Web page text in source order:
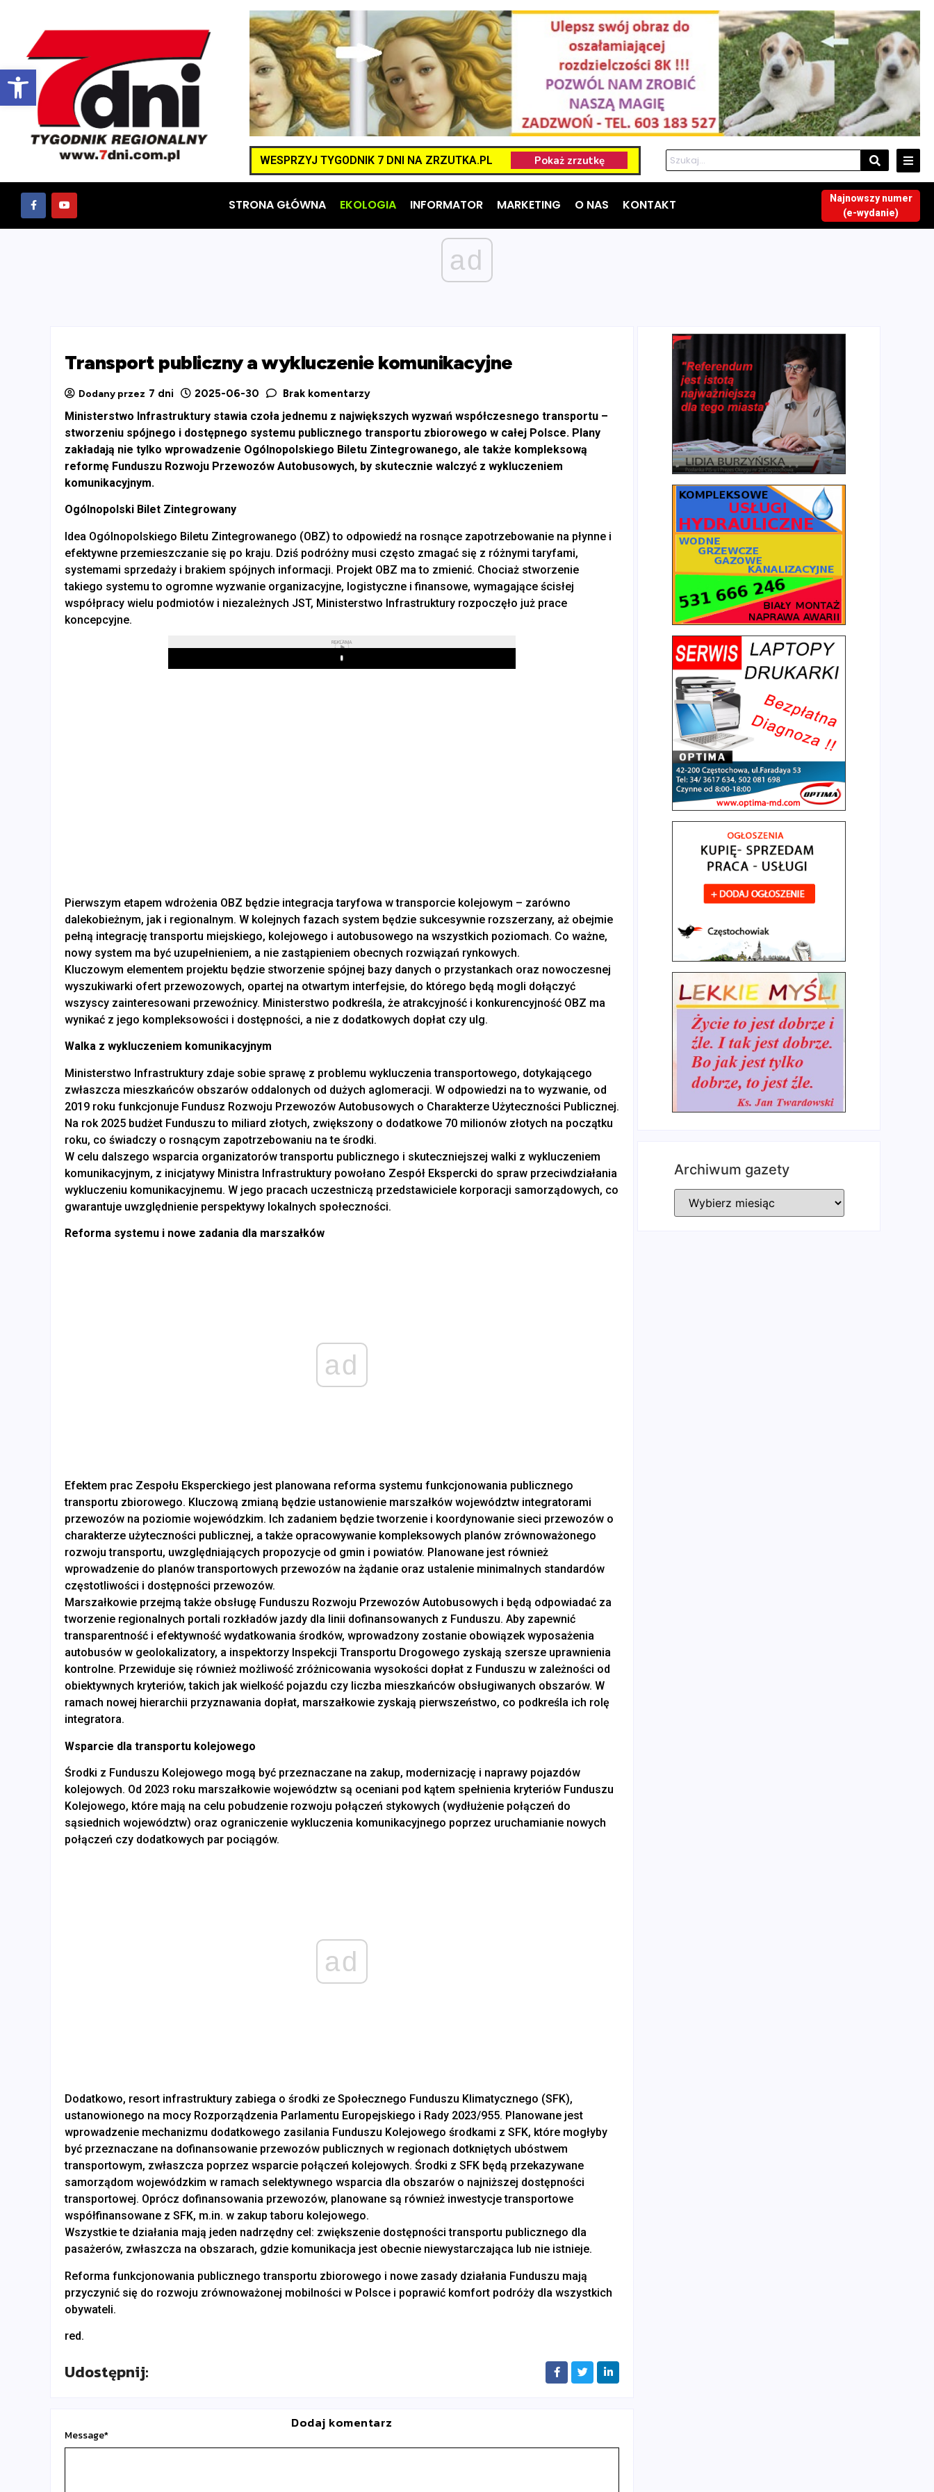
Otwórz pasek narzędzi
WESPRZYJ TYGODNIK 7 DNI NA ZRZUTKA.PL
STRONA GŁÓWNA EKOLOGIA INFORMATOR MARKETING O NAS KONTAKT
Najnowszy numer
(e-wydanie)
ad
Transport publiczny a wykluczenie komunikacyjne
Dodany przez 7 dni 2025-06-30 Brak komentarzy
Ministerstwo Infrastruktury stawia czoła jednemu z największych wyzwań współczesnego transportu –
stworzeniu spójnego i dostępnego systemu publicznego transportu zbiorowego w całej Polsce. Plany
zakładają nie tylko wprowadzenie Ogólnopolskiego Biletu Zintegrowanego, ale także kompleksową
reformę Funduszu Rozwoju Przewozów Autobusowych, by skutecznie walczyć z wykluczeniem
komunikacyjnym.
Ogólnopolski Bilet Zintegrowany
Idea Ogólnopolskiego Biletu Zintegrowanego (OBZ) to odpowiedź na rosnące zapotrzebowanie na płynne i
efektywne przemieszczanie się po kraju. Dziś podróżny musi często zmagać się z różnymi taryfami,
systemami sprzedaży i brakiem spójnych informacji. Projekt OBZ ma to zmienić. Chociaż stworzenie
takiego systemu to ogromne wyzwanie organizacyjne, logistyczne i finansowe, wymagające ścisłej
współpracy wielu podmiotów i niezależnych JST, Ministerstwo Infrastruktury rozpoczęło już prace
koncepcyjne.
REKLAMA
Play
Pierwszym etapem wdrożenia OBZ będzie integracja taryfowa w transporcie kolejowym – zarówno
dalekobieżnym, jak i regionalnym. W kolejnych fazach system będzie sukcesywnie rozszerzany, aż obejmie
pełną integrację transportu miejskiego, kolejowego i autobusowego na wszystkich poziomach. Co ważne,
nowy system ma być uzupełnieniem, a nie zastąpieniem obecnych rozwiązań rynkowych.
Kluczowym elementem projektu będzie stworzenie spójnej bazy danych o przystankach oraz nowoczesnej
wyszukiwarki ofert przewozowych, opartej na otwartym interfejsie, do którego będą mogli dołączyć
wszyscy zainteresowani przewoźnicy. Ministerstwo podkreśla, że atrakcyjność i konkurencyjność OBZ ma
wynikać z jego kompleksowości i dostępności, a nie z dodatkowych dopłat czy ulg.
Walka z wykluczeniem komunikacyjnym
Ministerstwo Infrastruktury zdaje sobie sprawę z problemu wykluczenia transportowego, dotykającego
zwłaszcza mieszkańców obszarów oddalonych od dużych aglomeracji. W odpowiedzi na to wyzwanie, od
2019 roku funkcjonuje Fundusz Rozwoju Przewozów Autobusowych o Charakterze Użyteczności Publicznej.
Na rok 2025 budżet Funduszu to miliard złotych, zwiększony o dodatkowe 70 milionów złotych na początku
roku, co świadczy o rosnącym zapotrzebowaniu na te środki.
W celu dalszego wsparcia organizatorów transportu publicznego i skuteczniejszej walki z wykluczeniem
komunikacyjnym, z inicjatywy Ministra Infrastruktury powołano Zespół Ekspercki do spraw przeciwdziałania
wykluczeniu komunikacyjnemu. W jego pracach uczestniczą przedstawiciele korporacji samorządowych, co
gwarantuje uwzględnienie perspektywy lokalnych społeczności.
Reforma systemu i nowe zadania dla marszałków
ad
Efektem prac Zespołu Eksperckiego jest planowana reforma systemu funkcjonowania publicznego
transportu zbiorowego. Kluczową zmianą będzie ustanowienie marszałków województw integratorami
przewozów na poziomie wojewódzkim. Ich zadaniem będzie tworzenie i koordynowanie sieci przewozów o
charakterze użyteczności publicznej, a także opracowywanie kompleksowych planów zrównoważonego
rozwoju transportu, uwzględniających propozycje od gmin i powiatów. Planowane jest również
wprowadzenie do planów transportowych przewozów na żądanie oraz ustalenie minimalnych standardów
częstotliwości i dostępności przewozów.
Marszałkowie przejmą także obsługę Funduszu Rozwoju Przewozów Autobusowych i będą odpowiadać za
tworzenie regionalnych portali rozkładów jazdy dla linii dofinansowanych z Funduszu. Aby zapewnić
transparentność i efektywność wydatkowania środków, wprowadzony zostanie obowiązek wyposażenia
autobusów w geolokalizatory, a inspektorzy Inspekcji Transportu Drogowego zyskają szersze uprawnienia
kontrolne. Przewiduje się również możliwość zróżnicowania wysokości dopłat z Funduszu w zależności od
obiektywnych kryteriów, takich jak wielkość pojazdu czy liczba mieszkańców obsługiwanych obszarów. W
ramach nowej hierarchii przyznawania dopłat, marszałkowie zyskają pierwszeństwo, co podkreśla ich rolę
integratora.
Wsparcie dla transportu kolejowego
Środki z Funduszu Kolejowego mogą być przeznaczane na zakup, modernizację i naprawy pojazdów
kolejowych. Od 2023 roku marszałkowie województw są oceniani pod kątem spełnienia kryteriów Funduszu
Kolejowego, które mają na celu pobudzenie rozwoju połączeń stykowych (wydłużenie połączeń do
sąsiednich województw) oraz ograniczenie wykluczenia komunikacyjnego poprzez uruchamianie nowych
połączeń czy dodatkowych par pociągów.
ad
Dodatkowo, resort infrastruktury zabiega o środki ze Społecznego Funduszu Klimatycznego (SFK),
ustanowionego na mocy Rozporządzenia Parlamentu Europejskiego i Rady 2023/955. Planowane jest
wprowadzenie mechanizmu dodatkowego zasilania Funduszu Kolejowego środkami z SFK, które mogłyby
być przeznaczane na dofinansowanie przewozów publicznych w regionach dotkniętych ubóstwem
transportowym, zwłaszcza poprzez wsparcie połączeń kolejowych. Środki z SFK będą przekazywane
samorządom wojewódzkim w ramach selektywnego wsparcia dla obszarów o najniższej dostępności
transportowej. Oprócz dofinansowania przewozów, planowane są również inwestycje transportowe
współfinansowane z SFK, m.in. w zakup taboru kolejowego.
Wszystkie te działania mają jeden nadrzędny cel: zwiększenie dostępności transportu publicznego dla
pasażerów, zwłaszcza na obszarach, gdzie komunikacja jest obecnie niewystarczająca lub nie istnieje.
Reforma funkcjonowania publicznego transportu zbiorowego i nowe zasady działania Funduszu mają
przyczynić się do rozwoju zrównoważonej mobilności w Polsce i poprawić komfort podróży dla wszystkich
obywateli.
red.
Udostępnij:
Dodaj komentarz
Message*
Archiwum gazety